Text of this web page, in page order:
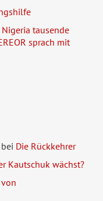
tausende
sprach mit
bei Die Rückkehrer
Kautschuk wächst?